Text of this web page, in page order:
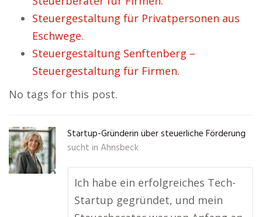
Steuergestaltung für Privatpersonen aus
Eschwege.
Steuergestaltung Senftenberg –
Steuergestaltung für Firmen.
No tags for this post.
Startup-Gründerin über steuerliche Förderung
sucht in Ahnsbeck
Ich habe ein erfolgreiches Tech-
Startup gegründet, und mein